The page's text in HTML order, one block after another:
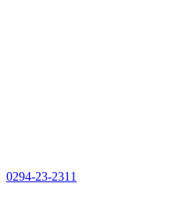
0294-23-2311